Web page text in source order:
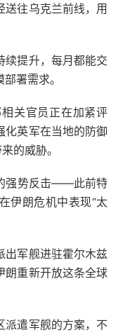
送往乌克兰前线，用
续提升，每月都能交
署需求。
关官员正在加紧评
化英军在当地的防御
的威胁。
强势反击——此前特
伊朗危机中表现“太
出军舰进驻霍尔木兹
朗重新开放这条全球
派遣军舰的方案，不